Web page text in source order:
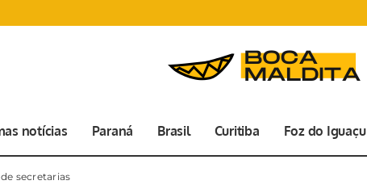
notícias Paraná Brasil Curitiba Foz do Iguaçu
secretarias